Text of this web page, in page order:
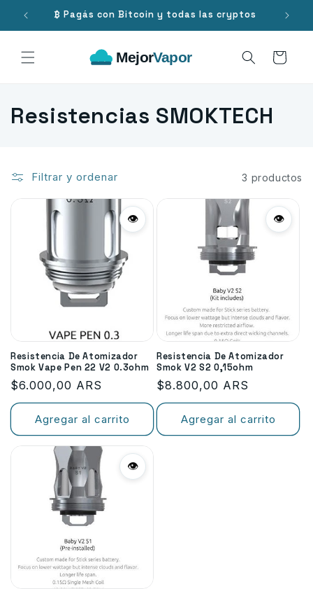
directamente
al contenido
₿ Pagás con Bitcoin y todas las cryptos
Carrito
C
l
e
n
:
Resistencias SMOKTECH
Filtrar y ordenar 3 productos
👁
Resistencia De Atomizador
Smok Vape Pen 22 V2 0.3ohm
Precio
habitual
$6.000,00 ARS
Agregar al carrito
👁
Resistencia De Atomizador
Smok V2 S2 0,15ohm
Precio
habitual
$8.800,00 ARS
Agregar al carrito
👁